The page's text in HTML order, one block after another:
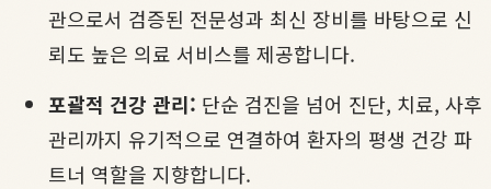
관으로서 검증된 전문성과 최신 장비를 바탕으로 신
뢰도 높은 의료 서비스를 제공합니다.
포괄적 건강 관리: 단순 검진을 넘어 진단, 치료, 사후
관리까지 유기적으로 연결하여 환자의 평생 건강 파
트너 역할을 지향합니다.